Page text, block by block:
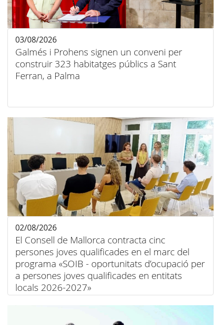
Galmés i Prohens signen un conveni per
construir 323 habitatges públics a Sant
Ferran, a Palma
03/08/2026
El Consell de Mallorca contracta cinc
persones joves qualificades en el marc del
programa «SOIB - oportunitats d’ocupació per
a persones joves qualificades en entitats
locals 2026-2027»
02/08/2026